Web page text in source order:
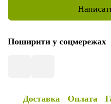
Поширити у соцмережах
Доставка Оплата